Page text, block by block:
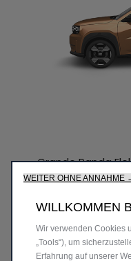
Grande Panda
WEITER OHNE ANNAHME
WILLKOMMEN
Wir verwenden Cookies
„Tools“), um
Erfahrung auf unserer